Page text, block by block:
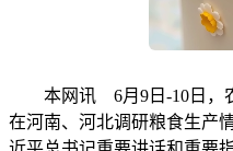
本网讯 6月9日-10日，农
在河南、河北调研粮食生产